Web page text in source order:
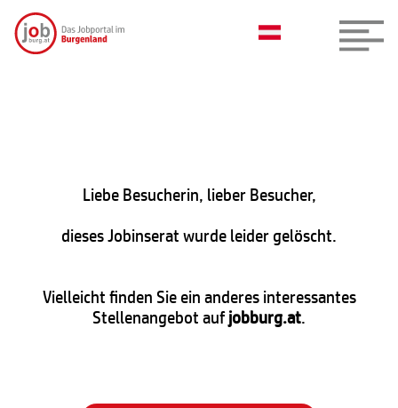
Liebe Besucherin, lieber Besucher,
dieses Jobinserat wurde leider gelöscht.
Vielleicht finden Sie ein anderes interessantes
Stellenangebot aufjobburg.at.